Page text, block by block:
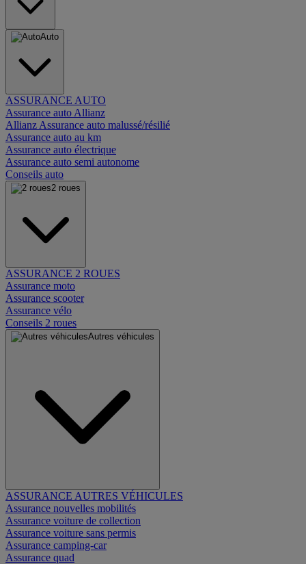
Auto
ASSURANCE AUTO
Assurance auto Allianz
Allianz Assurance auto malussé/résilié
Assurance auto au km
Assurance auto électrique
Assurance auto semi autonome
Conseils auto
2 roues
ASSURANCE 2 ROUES
Assurance moto
Assurance scooter
Assurance vélo
Conseils 2 roues
Autres véhicules
ASSURANCE AUTRES VÉHICULES
Assurance nouvelles mobilités
Assurance voiture de collection
Assurance voiture sans permis
Assurance camping-car
Assurance quad